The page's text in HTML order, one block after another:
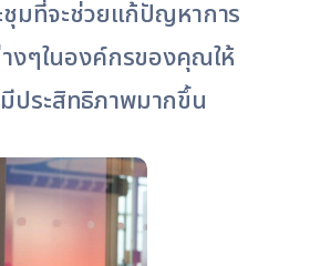
มที่จะช่วยแก้ปัญหาการ
งๆในองค์กรของคุณให้
ประสิทธิภาพมากขึ้น